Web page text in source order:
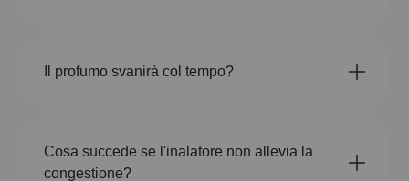
Il profumo svanirà col tempo?
Cosa succede se l'inalatore non allevia la
congestione?